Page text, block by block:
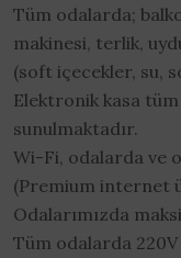
Tüm odalarda;
makinesi, terlik,
(soft içecekler, su,
Elektronik kasa
sunulmaktadır.
Wi-Fi, odalarda ve
(Premium internet
Odalarımızda
Tüm odalarda